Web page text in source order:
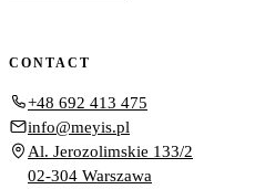
CONTACT
+48 692 413 475
info@meyis.pl
Al. Jerozolimskie 133/2
02-304 Warszawa